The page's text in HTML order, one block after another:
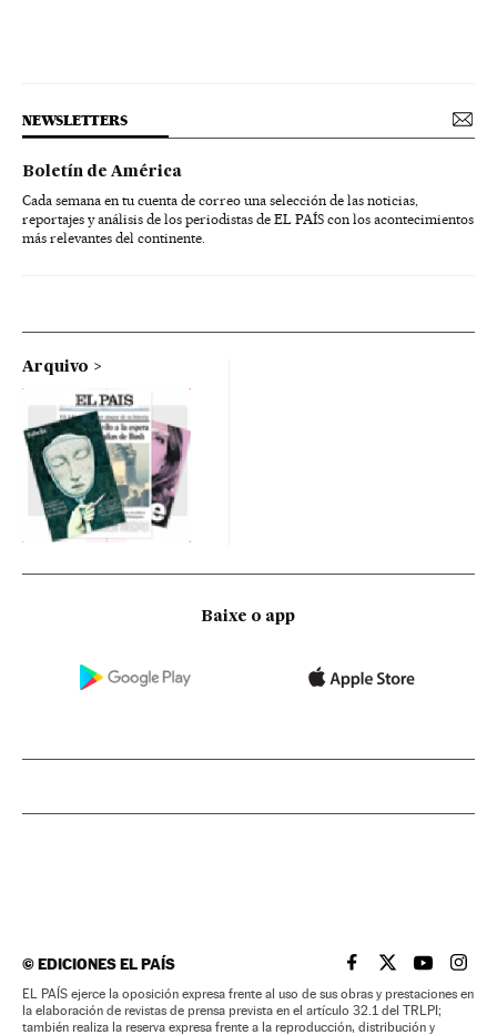
NEWSLETTERS
Boletín de América
Cada semana en tu cuenta de correo una selección de las noticias,
reportajes y análisis de los periodistas de EL PAÍS con los acontecimientos
más relevantes del continente.
Arquivo
Baixe o app
©EDICIONES EL PAÍS EL PAÍS BRASIL EN
EL PAÍSEL PAÍS
EL
EL PAÍS ejerce la oposición expresa frente al uso de sus obras y prestaciones en
la elaboración de revistas de prensa prevista en el artículo 32.1 del TRLPI;
también realiza la reserva expresa frente a la reproducción, distribución y